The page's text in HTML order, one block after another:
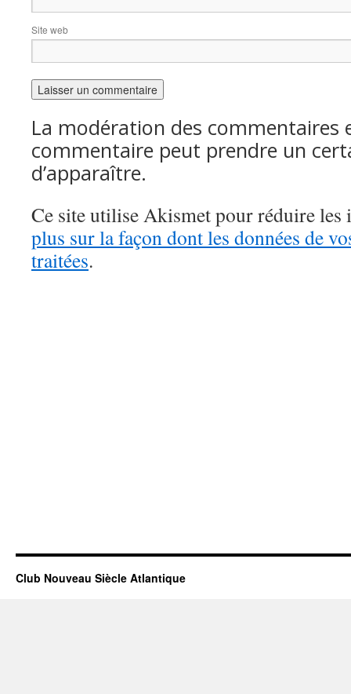
Site web
La modération des commentaires
commentaire peut prendre un
d’apparaître.
Ce site utilise Akismet pour réduire les
plus sur la façon dont les données de
traitées.
Club Nouveau Siècle Atlantique